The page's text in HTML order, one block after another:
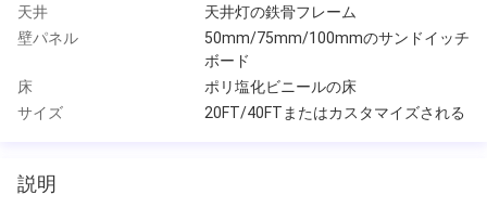
天井
天井灯の鉄骨フレーム
壁パネル
50mm/75mm/100mmのサンドイッチ
ボード
床
ポリ塩化ビニールの床
サイズ
20FT/40FTまたはカスタマイズされる
説明